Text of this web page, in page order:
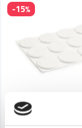
HABO
Habo Golvskydd
-15%